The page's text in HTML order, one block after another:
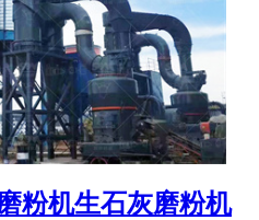
粉机生石灰磨粉机